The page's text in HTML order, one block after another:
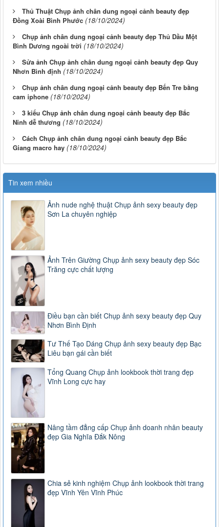
Thủ Thuật Chụp ảnh chân dung ngoại cảnh beauty đẹp
Đồng Xoài Bình Phước (18/10/2024)
Chụp ảnh chân dung ngoại cảnh beauty đẹp Thủ Dầu Một
Bình Dương ngoài trời (18/10/2024)
Sửa ảnh Chụp ảnh chân dung ngoại cảnh beauty đẹp Quy
Nhơn Bình định (18/10/2024)
Chụp ảnh chân dung ngoại cảnh beauty đẹp Bến Tre bằng
cam iphone (18/10/2024)
3 kiểu Chụp ảnh chân dung ngoại cảnh beauty đẹp Bắc
Ninh dễ thương (18/10/2024)
Cách Chụp ảnh chân dung ngoại cảnh beauty đẹp Bắc
Giang macro hay (18/10/2024)
Tin xem nhiều
Ảnh nude nghệ thuật Chụp ảnh sexy beauty đẹp
Sơn La chuyên nghiệp
Ảnh Trên Giường Chụp ảnh sexy beauty đẹp Sóc
Trăng cực chất lượng
Điều bạn cần biết Chụp ảnh sexy beauty đẹp Quy
Nhơn Bình Định
Tư Thế Tạo Dáng Chụp ảnh sexy beauty đẹp Bạc
Liêu bạn gái cần biết
Tổng Quang Chụp ảnh lookbook thời trang đẹp
Vĩnh Long cực hay
Nâng tầm đẳng cấp Chụp ảnh doanh nhân beauty
đẹp Gia Nghĩa Đắk Nông
Chia sẻ kinh nghiệm Chụp ảnh lookbook thời trang
đẹp Vĩnh Yên Vĩnh Phúc